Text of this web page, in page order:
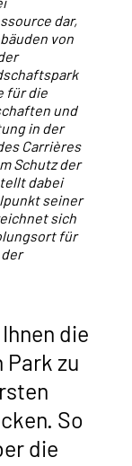
dar,
von
für die
und
in der
Carrières
Schutz der
dabei
seiner
sich
für
die
Park zu
So
die